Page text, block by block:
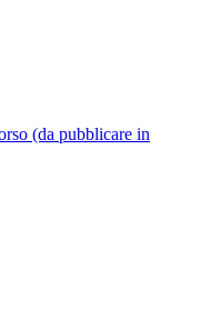
(da pubblicare in